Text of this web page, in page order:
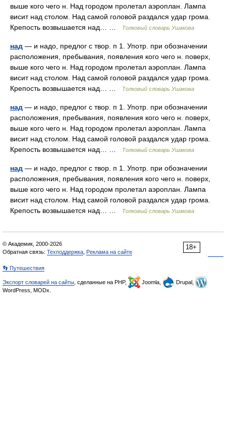
выше кого чего н. Над городом пролетал аэроплан. Лампа
висит над столом. Над самой головой раздался удар грома.
Крепость возвышается над… …
Толковый словарь Ушакова
над — и надо, предлог с твор. п 1. Употр. при обозначении
расположения, пребывания, появления кого чего н. поверх,
выше кого чего н. Над городом пролетал аэроплан. Лампа
висит над столом. Над самой головой раздался удар грома.
Крепость возвышается над… …
Толковый словарь Ушакова
над — и надо, предлог с твор. п 1. Употр. при обозначении
расположения, пребывания, появления кого чего н. поверх,
выше кого чего н. Над городом пролетал аэроплан. Лампа
висит над столом. Над самой головой раздался удар грома.
Крепость возвышается над… …
Толковый словарь Ушакова
над — и надо, предлог с твор. п 1. Употр. при обозначении
расположения, пребывания, появления кого чего н. поверх,
выше кого чего н. Над городом пролетал аэроплан. Лампа
висит над столом. Над самой головой раздался удар грома.
Крепость возвышается над… …
Толковый словарь Ушакова
18+
© Академик, 2000-2026
Обратная связь: Техподдержка Реклама на сайте
👣 Путешествия
Экспорт словарей на сайты , сделанные на PHP, Joomla,
Drupal,
WordPress, MODx.